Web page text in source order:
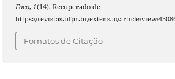
Foco, 1(14). Recuperado de
https://revistas.ufpr.br/extensao/article/view/
Fomatos de Citação